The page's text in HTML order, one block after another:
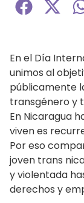
Compartir
en
En el Día
unimos al
públicamente
transgénero y
En Nicaragua
viven es
Por eso
joven trans
y violentada
derechos y